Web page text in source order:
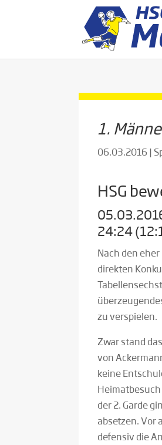
1.
06.03.2016 |
HSG
24:24
Nach den
direkten
zu verspielen.
Zwar stand
von
keine
der 2. Garde
absetzen. Vor
defensiv die